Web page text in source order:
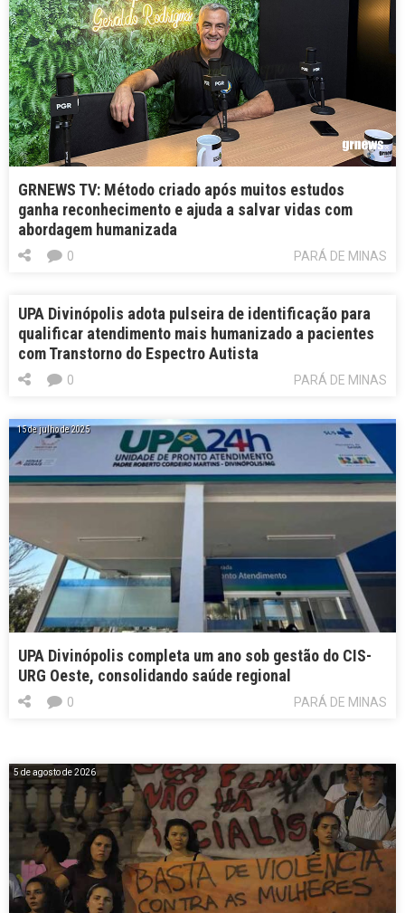
GRNEWS TV: Método criado após muitos estudos
ganha reconhecimento e ajuda a salvar vidas com
abordagem humanizada
PARÁ DE MINAS
0
UPA Divinópolis adota pulseira de identificação para
qualificar atendimento mais humanizado a pacientes
com Transtorno do Espectro Autista
PARÁ DE MINAS
0
15 de julho de 2025
UPA Divinópolis completa um ano sob gestão do CIS-
URG Oeste, consolidando saúde regional
PARÁ DE MINAS
0
5 de agosto de 2026